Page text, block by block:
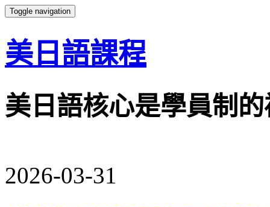
Toggle navigation
美日語課程
美日語核心是學員制
2026-03-31